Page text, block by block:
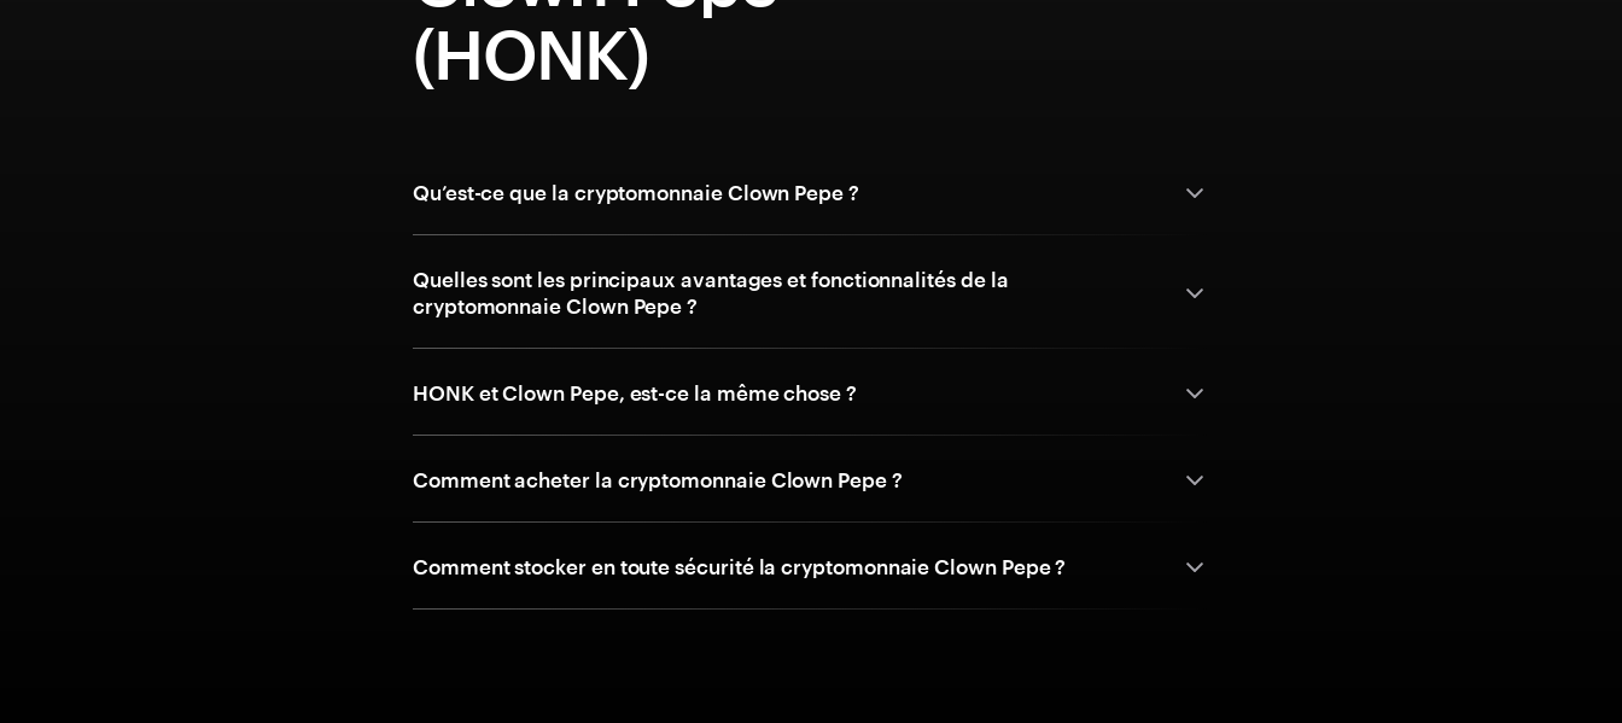
(HONK)
Qu’est-ce que la cryptomonnaie Clown Pepe ?
Quelles sont les principaux avantages et fonctionnalités de la
cryptomonnaie Clown Pepe ?
HONK et Clown Pepe, est-ce la même chose ?
Comment acheter la cryptomonnaie Clown Pepe ?
Comment stocker en toute sécurité la cryptomonnaie Clown Pepe ?